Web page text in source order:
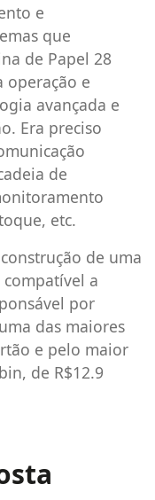
e
que
de Papel 28
operação e
avançada e
Era preciso
de
etc.
de uma
a
por
das maiores
e pelo maior
de R$12.9